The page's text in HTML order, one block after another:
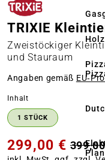
TRIXIE
Zweistöckiger
und Stauraum
Angaben gemäß
Inhalt
1 STÜCK
299,00 €